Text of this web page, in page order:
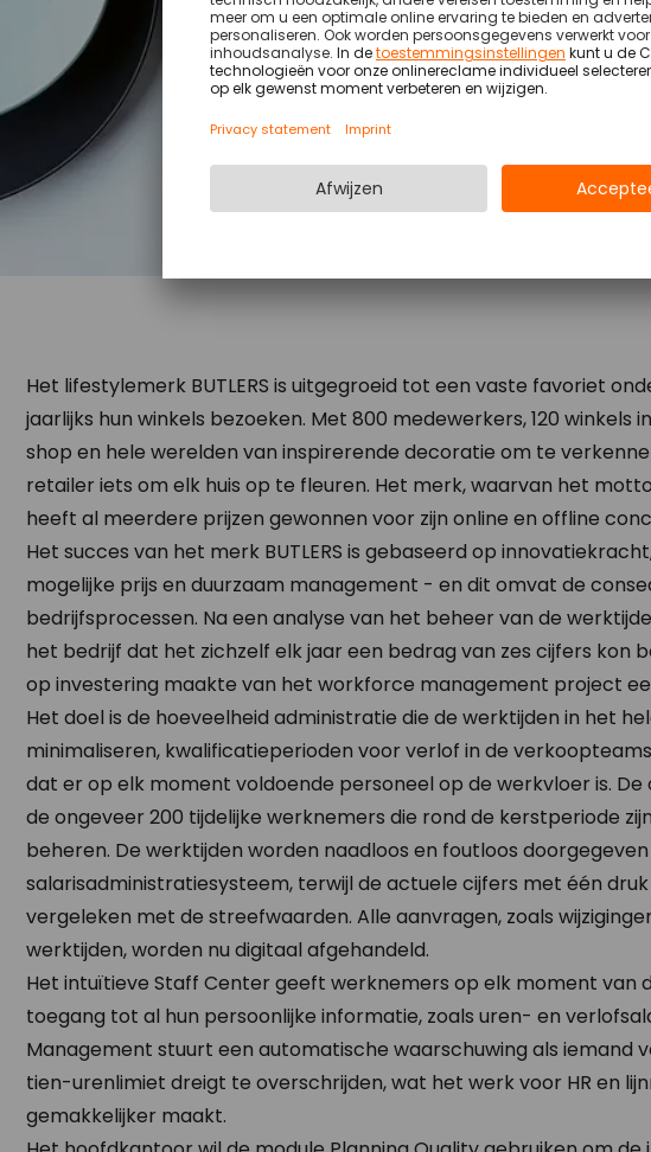
Het lifestylemerk BUTLERS is uitgegroeid tot een vaste favoriet
jaarlijks hun winkels bezoeken. Met 800 medewerkers, 120 winkels
shop en hele werelden van inspirerende decoratie om te
retailer iets om elk huis op te fleuren. Het merk, waarvan het
heeft al meerdere prijzen gewonnen voor zijn online en offline
Het succes van het merk BUTLERS is gebaseerd op
mogelijke prijs en duurzaam management - en dit omvat de
bedrijfsprocessen. Na een analyse van het beheer van de
het bedrijf dat het zichzelf elk jaar een bedrag van zes cijfers kon
op investering maakte van het workforce management project
Het doel is de hoeveelheid administratie die de werktijden in het
minimaliseren, kwalificatieperioden voor verlof in de
dat er op elk moment voldoende personeel op de werkvloer is.
de ongeveer 200 tijdelijke werknemers die rond de kerstperiode
beheren. De werktijden worden naadloos en foutloos
salarisadministratiesysteem, terwijl de actuele cijfers met één
vergeleken met de streefwaarden. Alle aanvragen, zoals
werktijden, worden nu digitaal afgehandeld.
Het intuïtieve Staff Center geeft werknemers op elk moment van
toegang tot al hun persoonlijke informatie, zoals uren- en
Management stuurt een automatische waarschuwing als iemand
tien-urenlimiet dreigt te overschrijden, wat het werk voor HR en
gemakkelijker maakt.